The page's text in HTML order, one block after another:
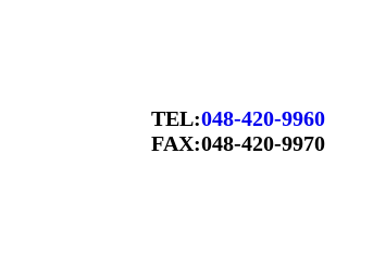
TEL:048-420-9960
FAX:048-420-9970